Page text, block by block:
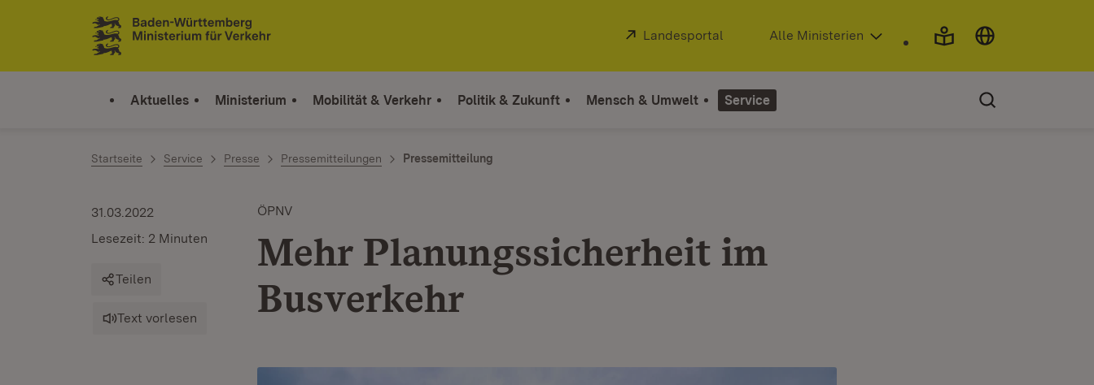
Zum Inhalt springen
Link zur Startseite
Extern:
Landesportal (Öffnet in neuem Fenster)
Alle Ministerien
Aktuelles Ministerium Mobilität & Verkehr Politik & Zukunft Mensch & Umwelt Service
Startseite Service Presse Pressemitteilungen Pressemitteilung
ÖPNV
Mehr Planungssicherheit im
Busverkehr
31.03.2022
Lesezeit: 2 Minuten
Teilen
Text vorlesen